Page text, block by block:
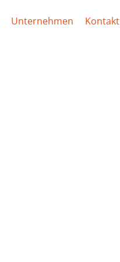
Unternehmen Kontakt